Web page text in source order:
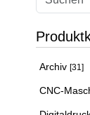
Archiv [31]
CNC-